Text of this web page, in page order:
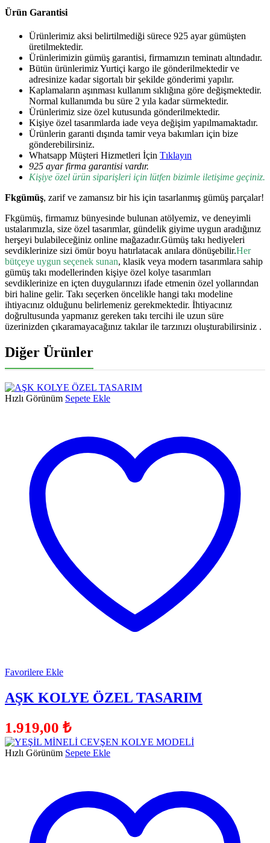
Ürün Garantisi
Ürünlerimiz aksi belirtilmediği sürece 925 ayar gümüşten
üretilmektedir.
Ürünlerimizin gümüş garantisi, firmamızın teminatı altındadır.
Bütün ürünlerimiz Yurtiçi kargo ile gönderilmektedir ve
adresinize kadar sigortalı bir şekilde gönderimi yapılır.
Kaplamaların aşınması kullanım sıklığına göre değişmektedir.
Normal kullanımda bu süre 2 yıla kadar sürmektedir.
Ürünlerimiz size özel kutusunda gönderilmektedir.
Kişiye özel tasarımlarda iade veya değişim yapılmamaktadır.
Ürünlerin garanti dışında tamir veya bakımları için bize
gönderebilirsiniz.
Whatsapp Müşteri Hizmetleri İçin Tıklayın
925 ayar firma garantisi vardır.
Kişiye özel ürün siparişleri için lütfen bizimle iletişime geçiniz.
Fkgümüş, zarif ve zamansız bir his için tasarlanmış gümüş parçalar!
Fkgümüş, firmamız bünyesinde bulunan atölyemiz, ve deneyimli
ustalarımızla, size özel tasarımlar, gündelik giyime uygun aradığınız
herşeyi bulabileceğiniz online mağazadır.Gümüş takı hediyeleri
sevdiklerinize sizi ömür boyu hatırlatacak anılara dönüşebilir.Her
bütçeye uygun seçenek sunan, klasik veya modern tasarımlara sahip
gümüş takı modellerinden kişiye özel kolye tasarımları
sevdiklerinize en içten duygularınızı ifade etmenin özel yollarından
biri haline gelir. Takı seçerken öncelikle hangi takı modeline
ihtiyacınız olduğunu belirlemeniz gerekmektedir. İhtiyacınız
doğrultusunda yapmanız gereken takı tercihi ile uzun süre
üzerinizden çıkaramayacağınız takılar ile tarzınızı oluşturabilirsiniz .
Diğer Ürünler
Hızlı Görünüm Sepete Ekle
Favorilere Ekle
AŞK KOLYE ÖZEL TASARIM
1.919,00 ₺
Hızlı Görünüm Sepete Ekle